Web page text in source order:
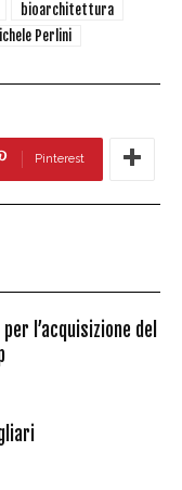
bioarchitettura
Perlini
Pinterest
l’acquisizione del